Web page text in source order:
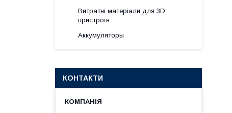
Витратні матеріали для 3D
пристроїв
Аккумуляторы
КОНТАКТИ